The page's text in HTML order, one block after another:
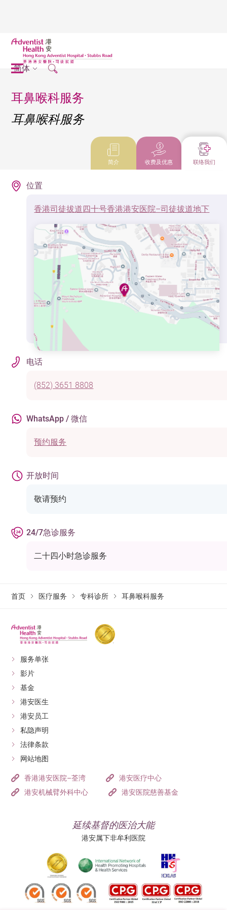
简体
耳鼻喉科服务
耳鼻喉科服务
简介 收费及优惠 联络我们
位置
香港司徒拔道四十号香港港安医院–司徒拔道地下
电话
(852) 3651 8808
WhatsApp / 微信
预约服务
开放时间
敬请预约
24/7急诊服务
二十四小时急诊服务
首页 医疗服务 专科诊所 耳鼻喉科服务
服务单张
影片
基金
港安医生
港安员工
私隐声明
法律条款
网站地图
香港港安医院–荃湾
港安医疗中心
港安机械臂外科中心
港安医院慈善基金
延续基督的医治大能
港安属下非牟利医院